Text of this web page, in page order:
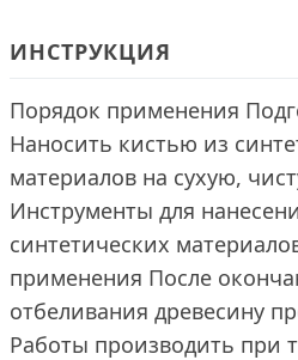
ИНСТРУКЦИЯ
Порядок применения
Наносить кистью из
материалов на сухую,
Инструменты для
синтетических
применения После
отбеливания древесину
Работы производить при